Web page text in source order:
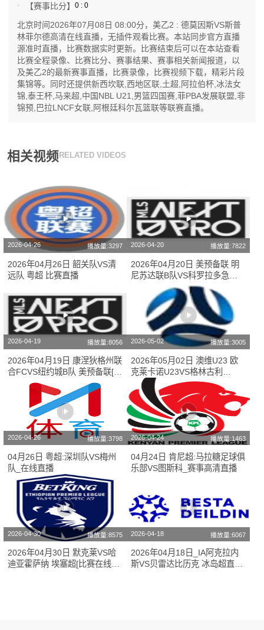
【赛事比分】0 : 0
北京时间2026年07月08日 08:00分，美乙2 : 德莫因斯VS斯普
林菲尔德高清在线直播，无插件观看比赛。本站同步官方直播
源准时直播，比赛数据实时更新。比赛结束后可以在本站查看
比赛全程录像、比赛比分、赛事结果、赛事相关新闻报道，以
及美乙2的最新赛事直播，比赛录像，比赛视频下载，精彩片段
集锦等。同时还提供新西坎联,西地区联,土超,阿拉伯杯,冰法女
锦,泰王杯,马来超,中国NBL U21,男篮四国赛,菲PBA发展联盟,非
锦预,巴拉LNCF女联,阿根廷科尔瓦篮联等联赛直播。
相关视频 RELATED VIDEOS
2026-04-26 播放量:3297
2026年04月26日 韶关队VS清
远队 粤超 比赛直播
2026-04-20 播放量:7822
2026年04月20日 美预备联 明
尼苏达联B队VS科罗拉多急流B
队[比赛直播]
2026-04-19 播放量:8056
2026年04月19日 康涅狄格州联
合FCVS纽约城B队 美预备联[比
赛直播]
2026-05-02 播放量:3005
2026年05月02日 澳维U23 欧
克莱卡诺U23VS格林古利
U23[比赛在线观看]
2026-04-26 播放量:3798
04月26日 粤超:深圳队VS梅州
队_在线直播
2026-04-24 播放量:1463
04月24日 肯尼超:马拉糖足球俱
乐部VS图斯科_赛事高清直播
2026-04-30 播放量:8575
2026年04月30日 默克莱VS哈
迪亚霍萨纳 埃塞超[比赛在线观
2026-04-18 播放量:6067
2026年04月18日_IA阿克拉内
斯VS贝雷达比历克 冰岛超直播